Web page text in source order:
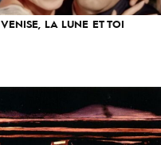
VENISE, LA LUNE ET TOI